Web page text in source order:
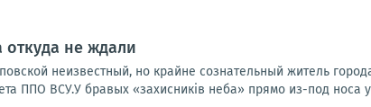
не ждали
неизвестный, но крайне сознательный житель
ППО ВСУ.У бравых «захисників неба» прямо из-под носа